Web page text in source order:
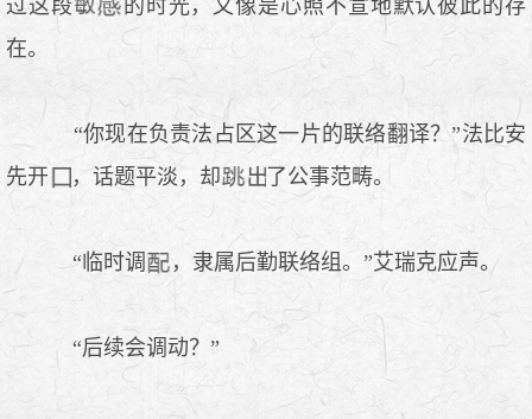
过这段
的时光，又像是心照不宣地默认彼此的存
在。
“你现在负责法占区这一片的联络翻译？”法比安
先开
，话题平淡，却 了公事范畴。
“临时调 ，隶属后勤联络组。”艾瑞克应声。
“后续会调动？”